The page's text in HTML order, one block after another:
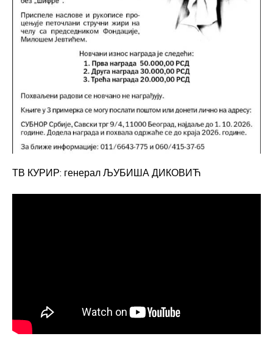
ТВ КУРИР: генерал ЉУБИША ДИКОВИЋ